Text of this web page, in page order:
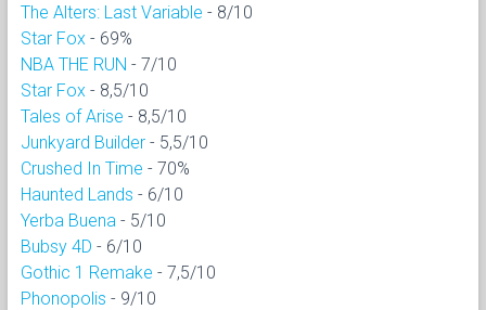
The Alters: Last Variable - 8/10
Star Fox - 69%
NBA THE RUN - 7/10
Star Fox - 8,5/10
Tales of Arise - 8,5/10
Junkyard Builder - 5,5/10
Crushed In Time - 70%
Haunted Lands - 6/10
Yerba Buena - 5/10
Bubsy 4D - 6/10
Gothic 1 Remake - 7,5/10
Phonopolis - 9/10